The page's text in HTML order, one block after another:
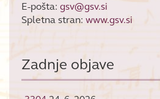
E-pošta: gsv@gsv.si
Spletna stran: www.gsv.si
Zadnje objave